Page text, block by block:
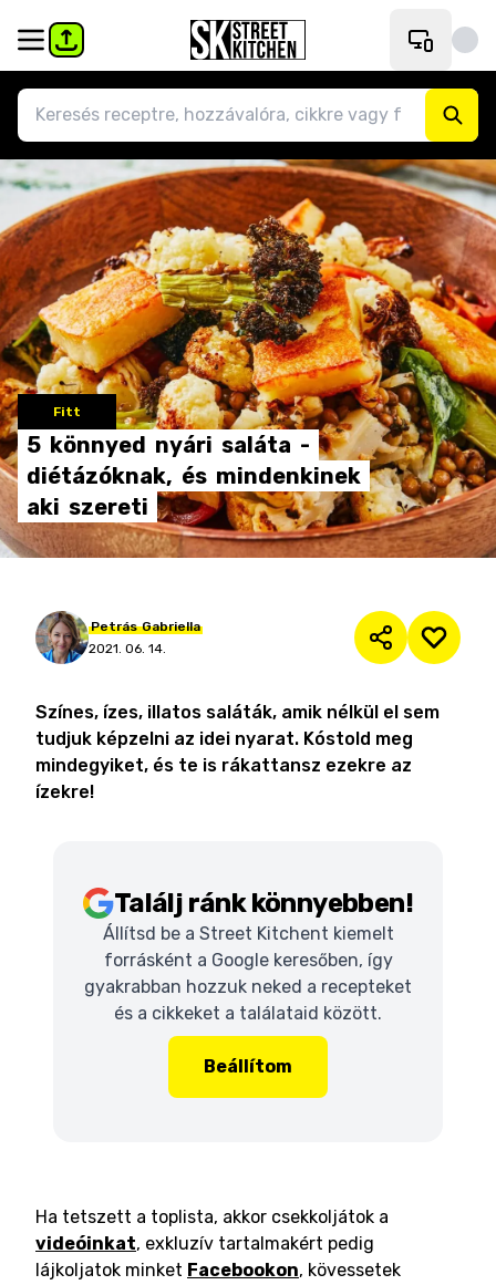
Fitt
5 könnyed nyári saláta -
diétázóknak, és mindenkinek
aki szereti
Petrás Gabriella
2021. 06. 14.
Színes, ízes, illatos saláták, amik nélkül el sem
tudjuk képzelni az idei nyarat. Kóstold meg
mindegyiket, és te is rákattansz ezekre az
ízekre!
Találj ránk könnyebben!
Állítsd be a Street Kitchent kiemelt
forrásként a Google keresőben, így
gyakrabban hozzuk neked a recepteket
és a cikkeket a találataid között.
Beállítom
Ha tetszett a toplista, akkor csekkoljátok a
videóinkat, exkluzív tartalmakért pedig
lájkoljatok minket Facebookon, kövessetek